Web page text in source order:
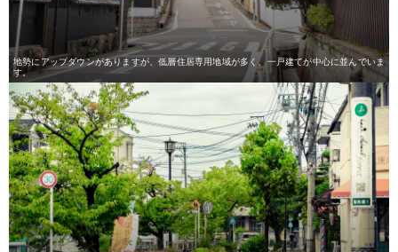
地勢にアップダウンがありますが、低層住居専用地域が多く、一戸建てが中心に並んでいま
す。